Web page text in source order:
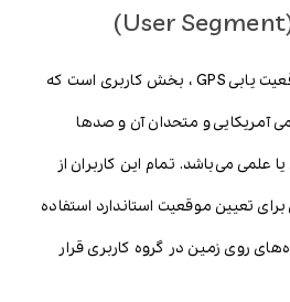
آخرین بخش در سیستم موقعیت یابی GPS ، بخش کاربری است که
آمریکایی و متحدان آن و صدها
علمی می‌باشد. تمام این کاربران از
تعیین موقعیت استاندارد استفاده
روی زمین در گروه کاربری قرار